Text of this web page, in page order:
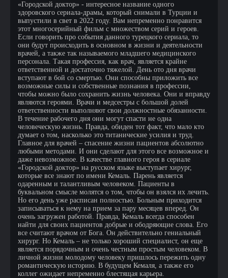
«Городской доктор» - интересное название одного
здоровского сериала-драмы, который снимали в Турции и
выпустили в свет в 2022 году. Вам непременно понравится
этот многосерийный фильм с множеством серий и героев.
Если говорить про события данного турецкого сериала, то
они будут происходить в основном в жизни и деятельности
врачей, а также так называемого младшего медицинского
персонала. Такая профессия, как врач, является крайне
ответственной и достаточно тяжелой. День ото дня врачи
вступают в бой со смертью. Они способны приложить все
возможные силы и собственные познания в профессии,
чтобы можно было сохранить жизнь человека. Они и вправду
являются героями. Врачи и медсестры с большой долей
ответственности выполняют свои должностные обязанности.
В течение рабочего дня они могут спасти не одна
человеческую жизнь. Правда, обиден тот факт, что мало кто
думает о том, насколько это титанические усилия и труд.
Главное для врачей – спасение жизни пациентов абсолютно
любыми методами. И они сделают для этого все возможное и
даже невозможное. В качестве главного героя в сериале
«Городской доктор» на русском языке выступает хирург,
которые все знают по имени Кемаль. Парень является
одаренным и талантливым человеком. Пациенты в
буквальном смысле молятся о том, чтобы он взялся их лечить.
Но его день уже расписан полностью. Больным приходится
записываться к нему на прием за пару месяцев вперед. Он
очень загружен работой. Правда, Кемаль всегда способен
найти для своих пациентов добрые и ободряющие слова. Его
все считают врачом от Бога. Он действительно гениальный
хирург. Но Кемаль – не только хороший специалист, он еще
является порядочным и очень честным простым человеком. В
личной жизни молодому человеку пришлось пережить одну
романтическую историю. В будущем Кемаля, а также его
коллег ожидает непременно блестящая карьера.